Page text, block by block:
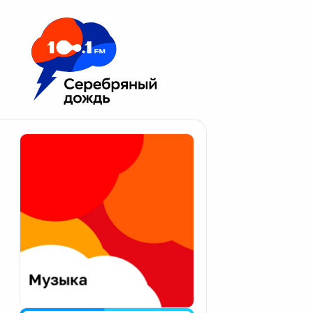
Москва 100.1 FM
Апатиты
Екатеринбург
Калининград
Калуга